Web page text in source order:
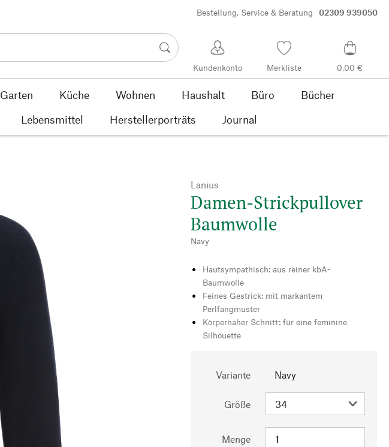
Bestellung, Service & Beratung 02309 939050
Kundenkonto Merkliste 0,00 €
Garten Küche Wohnen Haushalt Büro
Bücher
Lebensmittel Herstellerporträts Journal
Lanius
Damen-Strickpullover
Baumwolle
Navy
Hautsympathisch: aus reiner kbA-
Baumwolle
Feines Gestrick: mit markantem
Perlfangmuster
Körpernaher Schnitt: für eine feminine
Silhouette
Variante Navy
Größe
Menge